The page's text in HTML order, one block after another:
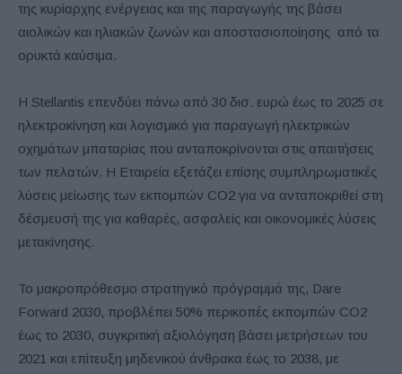
της κυρίαρχης ενέργειας και της παραγωγής της βάσει
αιολικών και ηλιακών ζωνών και αποστασιοποίησης από τα
ορυκτά καύσιμα.
Η Stellantis επενδύει πάνω από 30 δισ. ευρώ έως το 2025 σε
ηλεκτροκίνηση και λογισμικό για παραγωγή ηλεκτρικών
οχημάτων μπαταρίας που ανταποκρίνονται στις απαιτήσεις
των πελατών. Η Εταιρεία εξετάζει επίσης συμπληρωματικές
λύσεις μείωσης των εκπομπών CO2 για να ανταποκριθεί στη
δέσμευσή της για καθαρές, ασφαλείς και οικονομικές λύσεις
μετακίνησης.
Το μακροπρόθεσμο στρατηγικό πρόγραμμά της, Dare
Forward 2030, προβλέπει 50% περικοπές εκπομπών CO2
έως το 2030, συγκριτική αξιολόγηση βάσει μετρήσεων του
2021 και επίτευξη μηδενικού άνθρακα έως το 2038, με